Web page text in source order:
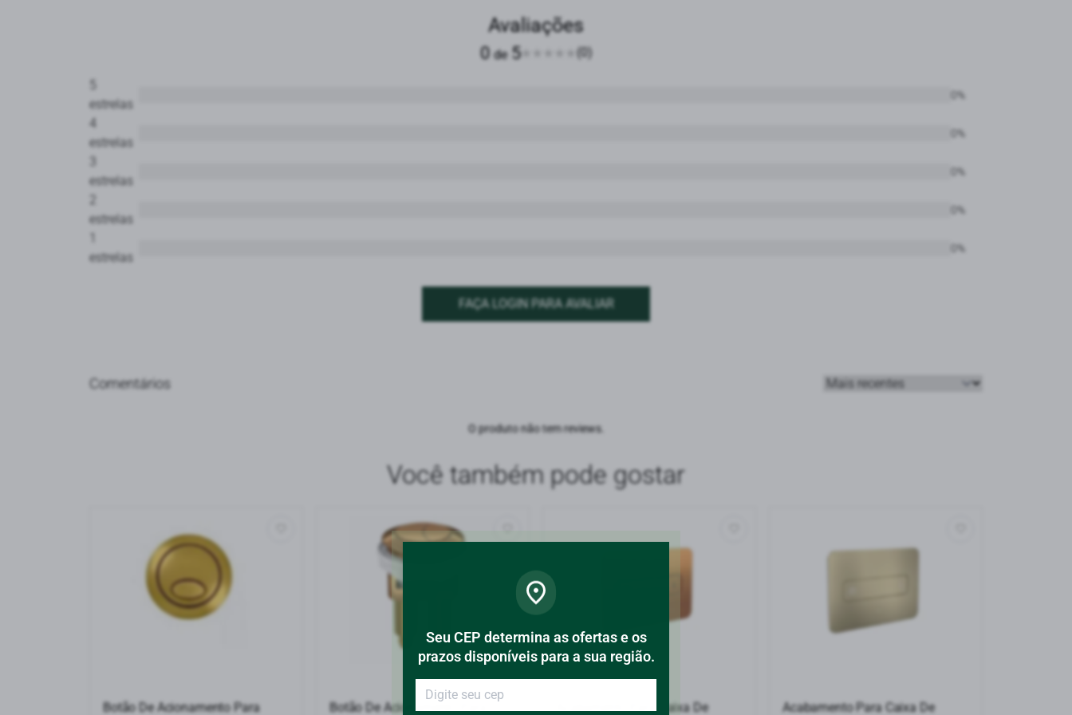
Seu CEP determina as ofertas e os
prazos disponíveis para a sua região.
Avaliações
0de5
estrelas
0%
4
estrelas
0%
estrelas
0%
estrelas
0%
estrelas
0%
FAÇA LOGIN PARA AVALIAR
Comentários
Ordenar avaliações
O produto não tem reviews.
Você também pode gostar
Botão De Acionamento Para
Botão De Acionamento Para
Acabamento Para Caixa De
Acabamento Para Caixa De